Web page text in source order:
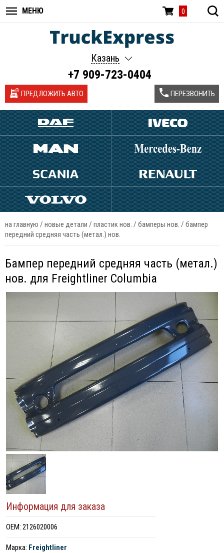
МЕНЮ 0
Казань
+7 909-723-0404
ПРЕДЛОЖИТЬ АВТО
на главную / новые детали / пластик нов. / бамперы нов. / бампер
передний средняя часть (метал.) нов.
Бампер передний средняя часть (метал.)
нов. для Freightliner Columbia
Информация для заказа
ОЕМ: 2126020006
Марка: Freightliner